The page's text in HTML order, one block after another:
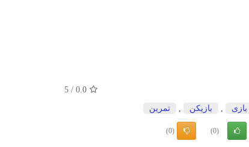
0.0
/
5
بازی بازیكن تمرین
(0)
(0)